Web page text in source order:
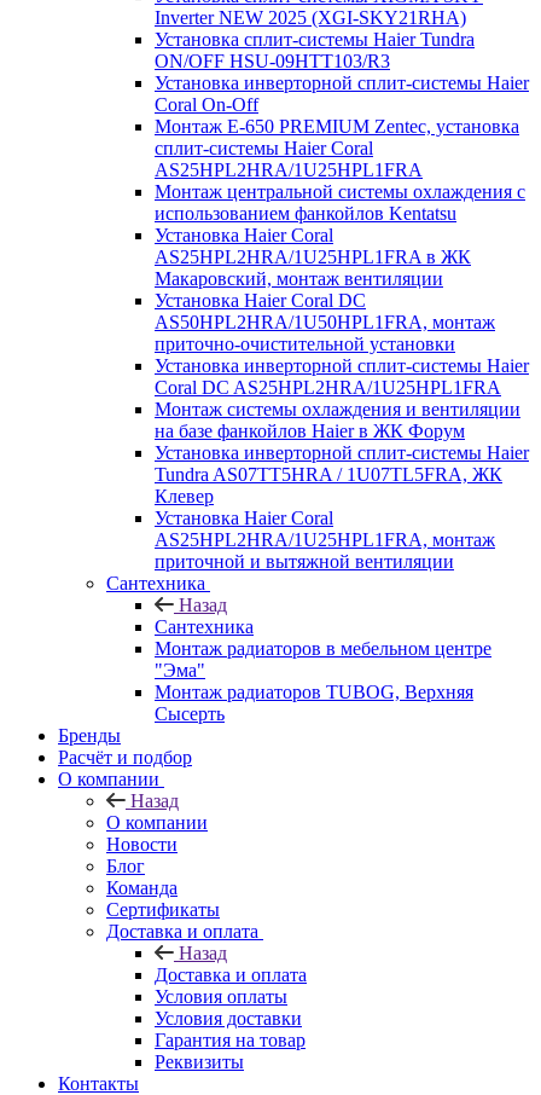
Inverter NEW 2025 (XGI-SKY21RHA)
Установка сплит-системы Haier Tundra
ON/OFF HSU-09HTT103/R3
Установка инверторной сплит-системы Haier
Coral On-Off
Монтаж E-650 PREMIUM Zentec, установка
сплит-системы Haier Coral
AS25HPL2HRA/1U25HPL1FRA
Монтаж центральной системы охлаждения с
использованием фанкойлов Kentatsu
Установка Haier Coral
AS25HPL2HRA/1U25HPL1FRA в ЖК
Макаровский, монтаж вентиляции
Установка Haier Coral DC
AS50HPL2HRA/1U50HPL1FRA, монтаж
приточно-очистительной установки
Установка инверторной сплит-системы Haier
Coral DC AS25HPL2HRA/1U25HPL1FRA
Монтаж системы охлаждения и вентиляции
на базе фанкойлов Haier в ЖК Форум
Установка инверторной сплит-системы Haier
Tundra AS07TT5HRA / 1U07TL5FRA, ЖК
Клевер
Установка Haier Coral
AS25HPL2HRA/1U25HPL1FRA, монтаж
приточной и вытяжной вентиляции
Сантехника
Назад
Сантехника
Монтаж радиаторов в мебельном центре
"Эма"
Монтаж радиаторов TUBOG, Верхняя
Сысерть
Бренды
Расчёт и подбор
О компании
Назад
О компании
Новости
Блог
Команда
Сертификаты
Доставка и оплата
Назад
Доставка и оплата
Условия оплаты
Условия доставки
Гарантия на товар
Реквизиты
Контакты